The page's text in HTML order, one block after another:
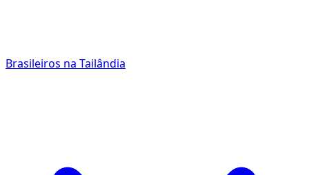
Brasileiros na Tailândia